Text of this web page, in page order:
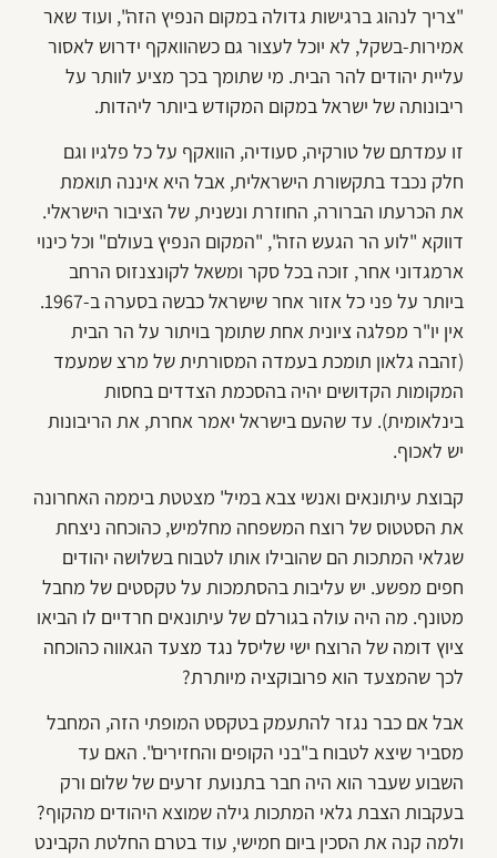
"צריך לנהוג ברגישות גדולה במקום הנפיץ הזה", ועוד שאר
אמירות-בשקל, לא יוכל לעצור גם כשהוואקף ידרוש לאסור
עליית יהודים להר הבית. מי שתומך בכך מציע לוותר על
ריבונותה של ישראל במקום המקודש ביותר ליהדות.
זו עמדתם של טורקיה, סעודיה, הוואקף על כל פלגיו וגם
חלק נכבד בתקשורת הישראלית, אבל היא איננה תואמת
את הכרעתו הברורה, החוזרת ונשנית, של הציבור הישראלי.
דווקא "לוע הר הגעש הזה", "המקום הנפיץ בעולם" וכל כינוי
ארמגדוני אחר, זוכה בכל סקר ומשאל לקונצנזוס הרחב
ביותר על פני כל אזור אחר שישראל כבשה בסערה ב-1967.
אין יו"ר מפלגה ציונית אחת שתומך בויתור על הר הבית
(זהבה גלאון תומכת בעמדה המסורתית של מרצ שמעמד
המקומות הקדושים יהיה בהסכמת הצדדים בחסות
בינלאומית). עד שהעם בישראל יאמר אחרת, את הריבונות
יש לאכוף.
קבוצת עיתונאים ואנשי צבא במיל' מצטטת ביממה האחרונה
את הסטטוס של רוצח המשפחה מחלמיש, כהוכחה ניצחת
שגלאי המתכות הם שהובילו אותו לטבוח בשלושה יהודים
חפים מפשע. יש עליבות בהסתמכות על טקסטים של מחבל
מטונף. מה היה עולה בגורלם של עיתונאים חרדיים לו הביאו
ציוץ דומה של הרוצח ישי שליסל נגד מצעד הגאווה כהוכחה
לכך שהמצעד הוא פרובוקציה מיותרת?
אבל אם כבר נגזר להתעמק בטקסט המופתי הזה, המחבל
מסביר שיצא לטבוח ב"בני הקופים והחזירים". האם עד
השבוע שעבר הוא היה חבר בתנועת זרעים של שלום ורק
בעקבות הצבת גלאי המתכות גילה שמוצא היהודים מהקוף?
ולמה קנה את הסכין ביום חמישי, עוד בטרם החלטת הקבינט